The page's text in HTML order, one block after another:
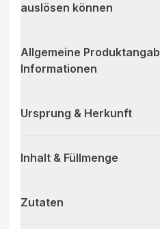
auslösen können
Allgemeine
Informationen
Ursprung & Herkunft
Inhalt & Füllmenge
Zutaten